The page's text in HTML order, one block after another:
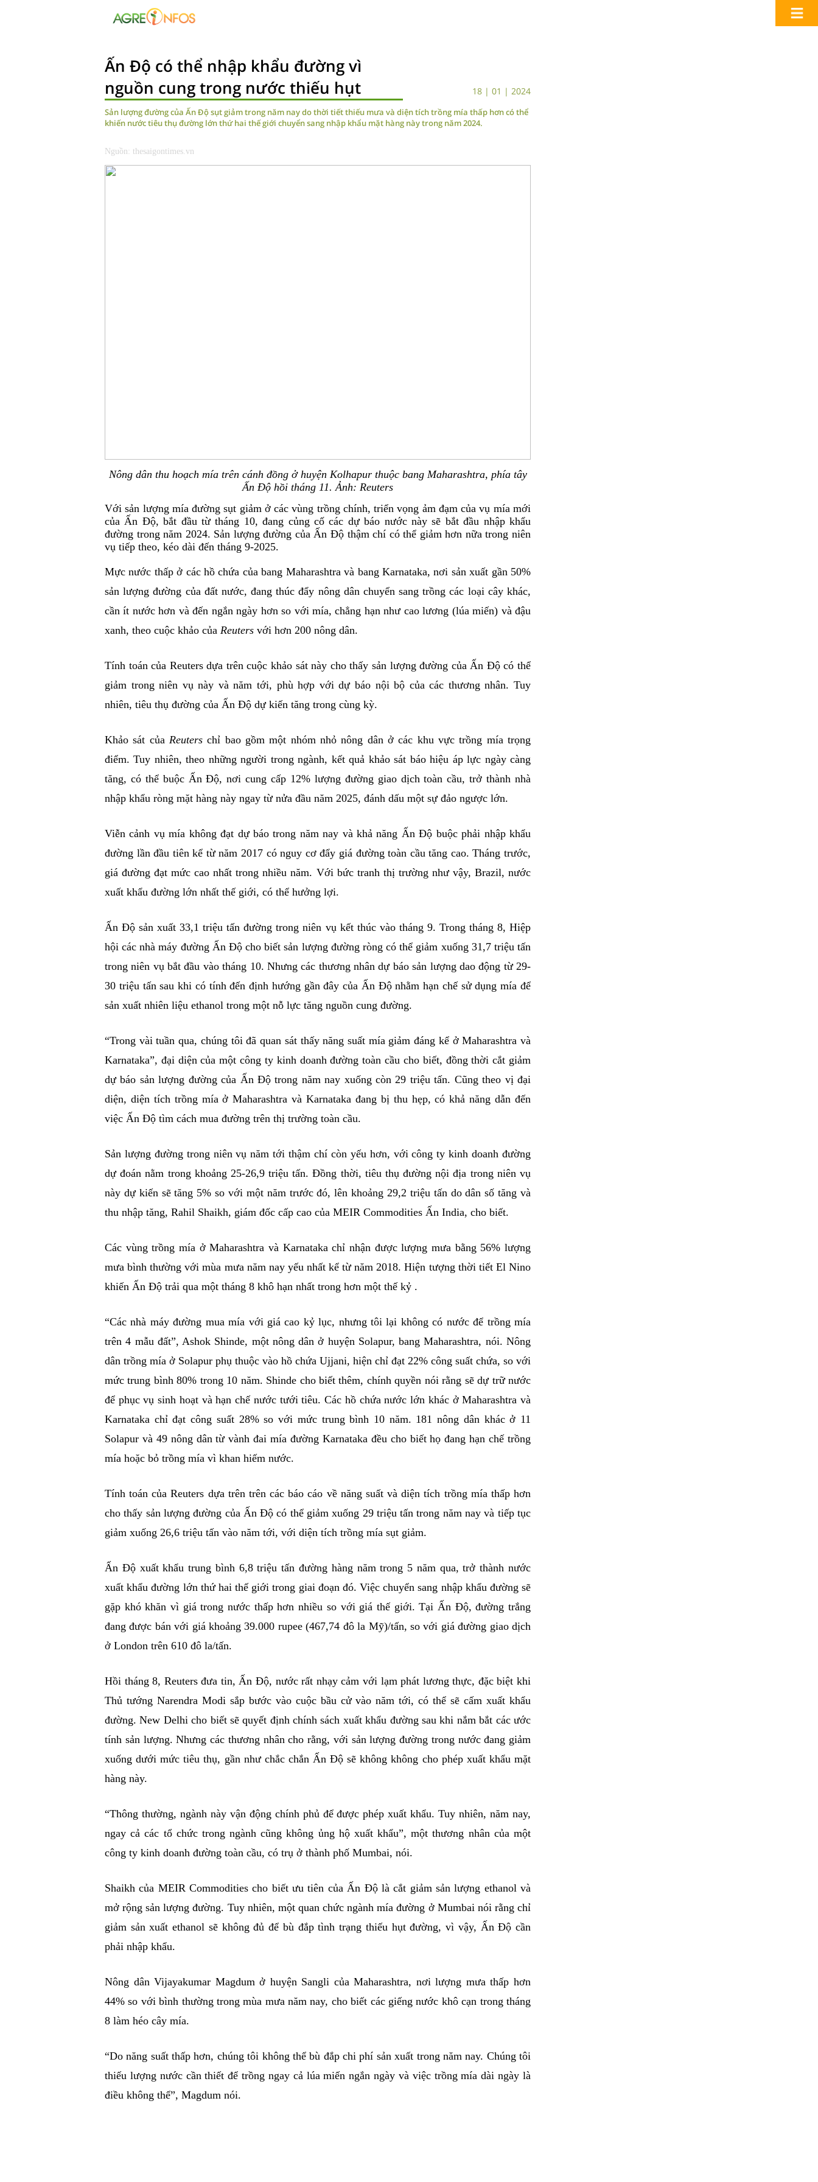
Ấn Độ có thể nhập khẩu đường vì
nguồn cung trong nước thiếu hụt
18 | 01 | 2024
Sản lượng đường của Ấn Độ sụt giảm trong năm nay do thời tiết thiếu mưa và diện tích trồng mía thấp hơn có thể
khiến nước tiêu thụ đường lớn thứ hai thế giới chuyển sang nhập khẩu mặt hàng này trong năm 2024.
Nguồn: thesaigontimes.vn
Nông dân thu hoạch mía trên cánh đồng ở huyện Kolhapur thuộc bang Maharashtra, phía tây
Ấn Độ hồi tháng 11. Ảnh: Reuters
Với sản lượng mía đường sụt giảm ở các vùng trồng chính, triển vọng ảm đạm của vụ mía mới
của Ấn Độ, bắt đầu từ tháng 10, đang củng cố các dự báo nước này sẽ bắt đầu nhập khẩu
đường trong năm 2024. Sản lượng đường của Ấn Độ thậm chí có thể giảm hơn nữa trong niên
vụ tiếp theo, kéo dài đến tháng 9-2025.
Mực nước thấp ở các hồ chứa của bang Maharashtra và bang Karnataka, nơi sản xuất gần 50%
sản lượng đường của đất nước, đang thúc đẩy nông dân chuyển sang trồng các loại cây khác,
cần ít nước hơn và đến ngắn ngày hơn so với mía, chẳng hạn như cao lương (lúa miến) và đậu
xanh, theo cuộc khảo của Reuters với hơn 200 nông dân.
Tính toán của Reuters dựa trên cuộc khảo sát này cho thấy sản lượng đường của Ấn Độ có thể
giảm trong niên vụ này và năm tới, phù hợp với dự báo nội bộ của các thương nhân. Tuy
nhiên, tiêu thụ đường của Ấn Độ dự kiến tăng trong cùng kỳ.
Khảo sát của Reuters chỉ bao gồm một nhóm nhỏ nông dân ở các khu vực trồng mía trọng
điểm. Tuy nhiên, theo những người trong ngành, kết quả khảo sát báo hiệu áp lực ngày càng
tăng, có thể buộc Ấn Độ, nơi cung cấp 12% lượng đường giao dịch toàn cầu, trở thành nhà
nhập khẩu ròng mặt hàng này ngay từ nửa đầu năm 2025, đánh dấu một sự đảo ngược lớn.
Viễn cảnh vụ mía không đạt dự báo trong năm nay và khả năng Ấn Độ buộc phải nhập khẩu
đường lần đầu tiên kể từ năm 2017 có nguy cơ đẩy giá đường toàn cầu tăng cao. Tháng trước,
giá đường đạt mức cao nhất trong nhiều năm. Với bức tranh thị trường như vậy, Brazil, nước
xuất khẩu đường lớn nhất thế giới, có thể hưởng lợi.
Ấn Độ sản xuất 33,1 triệu tấn đường trong niên vụ kết thúc vào tháng 9. Trong tháng 8, Hiệp
hội các nhà máy đường Ấn Độ cho biết sản lượng đường ròng có thể giảm xuống 31,7 triệu tấn
trong niên vụ bắt đầu vào tháng 10. Nhưng các thương nhân dự báo sản lượng dao động từ 29-
30 triệu tấn sau khi có tính đến định hướng gần đây của Ấn Độ nhằm hạn chế sử dụng mía để
sản xuất nhiên liệu ethanol trong một nỗ lực tăng nguồn cung đường.
“Trong vài tuần qua, chúng tôi đã quan sát thấy năng suất mía giảm đáng kể ở Maharashtra và
Karnataka”, đại diện của một công ty kinh doanh đường toàn cầu cho biết, đồng thời cắt giảm
dự báo sản lượng đường của Ấn Độ trong năm nay xuống còn 29 triệu tấn. Cũng theo vị đại
diện, diện tích trồng mía ở Maharashtra và Karnataka đang bị thu hẹp, có khả năng dẫn đến
việc Ấn Độ tìm cách mua đường trên thị trường toàn cầu.
Sản lượng đường trong niên vụ năm tới thậm chí còn yếu hơn, với công ty kinh doanh đường
dự đoán nằm trong khoảng 25-26,9 triệu tấn. Đồng thời, tiêu thụ đường nội địa trong niên vụ
này dự kiến sẽ tăng 5% so với một năm trước đó, lên khoảng 29,2 triệu tấn do dân số tăng và
thu nhập tăng, Rahil Shaikh, giám đốc cấp cao của MEIR Commodities Ấn India, cho biết.
Các vùng trồng mía ở Maharashtra và Karnataka chỉ nhận được lượng mưa bằng 56% lượng
mưa bình thường với mùa mưa năm nay yếu nhất kể từ năm 2018. Hiện tượng thời tiết El Nino
khiến Ấn Độ trải qua một tháng 8 khô hạn nhất trong hơn một thế kỷ .
“Các nhà máy đường mua mía với giá cao kỷ lục, nhưng tôi lại không có nước để trồng mía
trên 4 mẫu đất”, Ashok Shinde, một nông dân ở huyện Solapur, bang Maharashtra, nói. Nông
dân trồng mía ở Solapur phụ thuộc vào hồ chứa Ujjani, hiện chỉ đạt 22% công suất chứa, so với
mức trung bình 80% trong 10 năm. Shinde cho biết thêm, chính quyền nói rằng sẽ dự trữ nước
để phục vụ sinh hoạt và hạn chế nước tưới tiêu. Các hồ chứa nước lớn khác ở Maharashtra và
Karnataka chỉ đạt công suất 28% so với mức trung bình 10 năm. 181 nông dân khác ở 11
Solapur và 49 nông dân từ vành đai mía đường Karnataka đều cho biết họ đang hạn chế trồng
mía hoặc bỏ trồng mía vì khan hiếm nước.
Tính toán của Reuters dựa trên trên các báo cáo về năng suất và diện tích trồng mía thấp hơn
cho thấy sản lượng đường của Ấn Độ có thể giảm xuống 29 triệu tấn trong năm nay và tiếp tục
giảm xuống 26,6 triệu tấn vào năm tới, với diện tích trồng mía sụt giảm.
Ấn Độ xuất khẩu trung bình 6,8 triệu tấn đường hàng năm trong 5 năm qua, trở thành nước
xuất khẩu đường lớn thứ hai thế giới trong giai đoạn đó. Việc chuyển sang nhập khẩu đường sẽ
gặp khó khăn vì giá trong nước thấp hơn nhiều so với giá thế giới. Tại Ấn Độ, đường trắng
đang được bán với giá khoảng 39.000 rupee (467,74 đô la Mỹ)/tấn, so với giá đường giao dịch
ở London trên 610 đô la/tấn.
Hồi tháng 8, Reuters đưa tin, Ấn Độ, nước rất nhạy cảm với lạm phát lương thực, đặc biệt khi
Thủ tướng Narendra Modi sắp bước vào cuộc bầu cử vào năm tới, có thể sẽ cấm xuất khẩu
đường. New Delhi cho biết sẽ quyết định chính sách xuất khẩu đường sau khi nắm bắt các ước
tính sản lượng. Nhưng các thương nhân cho rằng, với sản lượng đường trong nước đang giảm
xuống dưới mức tiêu thụ, gần như chắc chắn Ấn Độ sẽ không không cho phép xuất khẩu mặt
hàng này.
“Thông thường, ngành này vận động chính phủ để được phép xuất khẩu. Tuy nhiên, năm nay,
ngay cả các tổ chức trong ngành cũng không ủng hộ xuất khẩu”, một thương nhân của một
công ty kinh doanh đường toàn cầu, có trụ ở thành phố Mumbai, nói.
Shaikh của MEIR Commodities cho biết ưu tiên của Ấn Độ là cắt giảm sản lượng ethanol và
mở rộng sản lượng đường. Tuy nhiên, một quan chức ngành mía đường ở Mumbai nói rằng chỉ
giảm sản xuất ethanol sẽ không đủ để bù đắp tình trạng thiếu hụt đường, vì vậy, Ấn Độ cần
phải nhập khẩu.
Nông dân Vijayakumar Magdum ở huyện Sangli của Maharashtra, nơi lượng mưa thấp hơn
44% so với bình thường trong mùa mưa năm nay, cho biết các giếng nước khô cạn trong tháng
8 làm héo cây mía.
“Do năng suất thấp hơn, chúng tôi không thể bù đắp chi phí sản xuất trong năm nay. Chúng tôi
thiếu lượng nước cần thiết để trồng ngay cả lúa miến ngắn ngày và việc trồng mía dài ngày là
điều không thể”, Magdum nói.